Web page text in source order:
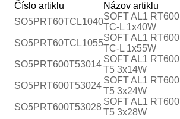
Číslo artiklu
Názov artiklu
SO5PRT60TCL1040
SOFT AL1 RT600
TC-L 1x40W
SO5PRT60TCL1055
SOFT AL1 RT600
TC-L 1x55W
SO5PRT600T53014
SOFT AL1 RT600
T5 3x14W
SO5PRT600T53024
SOFT AL1 RT600
T5 3x24W
SO5PRT600T53028
SOFT AL1 RT600
T5 3x28W